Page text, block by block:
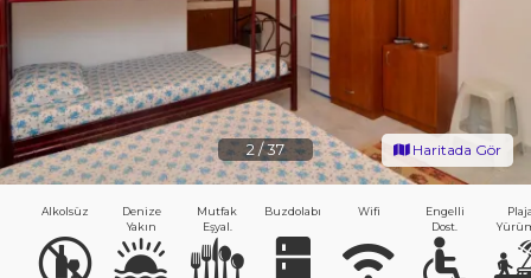
2 /37 Haritada Gör
Alkolsüz
Denize
Yakın
Mutfak
Eşyal.
Buzdolabı Wifi
Engelli
Dost.